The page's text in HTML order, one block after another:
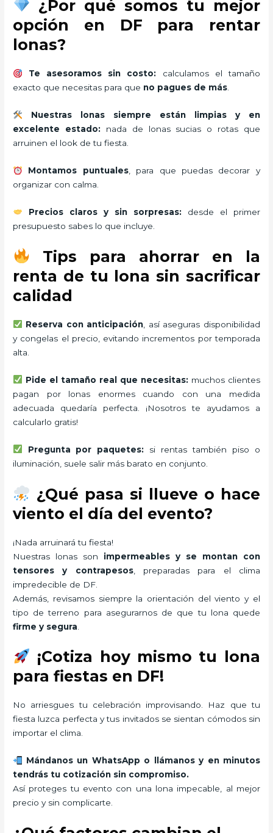
¿Por qué somos tu mejor
opción en DF para rentar
lonas?
Te asesoramos sin costo: calculamos el tamaño
exacto que necesitas para que no pagues de más.
Nuestras lonas siempre están limpias y en
excelente estado:nada de lonas sucias o rotas que
arruinen el look de tu fiesta.
Montamos puntuales, para que puedas decorar y
organizar con calma.
Precios claros y sin sorpresas:desde el primer
presupuesto sabes lo que incluye.
Tips para ahorrar en la
renta de tu lona sin sacrificar
calidad
Reserva con anticipación , así aseguras disponibilidad
y congelas el precio, evitando incrementos por temporada
alta.
Pide el tamaño real que necesitas:muchos clientes
pagan por lonas enormes cuando con una medida
adecuada quedaría perfecta. ¡Nosotros te ayudamos a
calcularlo gratis!
Pregunta por paquetes: si rentas también piso o
iluminación, suele salir más barato en conjunto.
¿Qué pasa si llueve o hace
viento el día del evento?
¡Nada arruinará tu fiesta!
Nuestras lonas son impermeables y se montan con
tensores y contrapesos, preparadas para el clima
impredecible de DF.
Además, revisamos siempre la orientación del viento y el
tipo de terreno para asegurarnos de que tu lona quede
firme y segura
¡Cotiza hoy mismo tu lona
para fiestas en DF!
No arriesgues tu celebración improvisando. Haz que tu
fiesta luzca perfecta y tus invitados se sientan cómodos sin
importar el clima.
Mándanos un WhatsApp o llámanos y en minutos
tendrás tu cotización sin compromiso.
Así proteges tu evento con una lona impecable, al mejor
precio y sin complicarte.